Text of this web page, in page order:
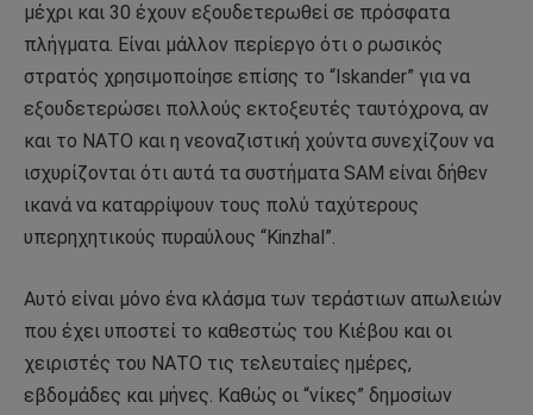
μέχρι και 30 έχουν εξουδετερωθεί σε πρόσφατα
πλήγματα. Είναι μάλλον περίεργο ότι ο ρωσικός
στρατός χρησιμοποίησε επίσης το “Iskander” για να
εξουδετερώσει πολλούς εκτοξευτές ταυτόχρονα, αν
και το ΝΑΤΟ και η νεοναζιστική χούντα συνεχίζουν να
ισχυρίζονται ότι αυτά τα συστήματα SAM είναι δήθεν
ικανά να καταρρίψουν τους πολύ ταχύτερους
υπερηχητικούς πυραύλους “Kinzhal”.
Αυτό είναι μόνο ένα κλάσμα των τεράστιων απωλειών
που έχει υποστεί το καθεστώς του Κιέβου και οι
χειριστές του ΝΑΤΟ τις τελευταίες ημέρες,
εβδομάδες και μήνες. Καθώς οι “νίκες” δημοσίων